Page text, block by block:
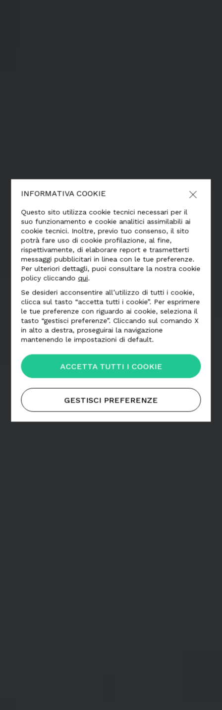
INFORMATIVA COOKIE
Questo sito utilizza cookie tecnici necessari per il
suo funzionamento e cookie analitici assimilabili ai
cookie tecnici. Inoltre, previo tuo consenso, il sito
potrà fare uso di cookie profilazione, al fine,
rispettivamente, di elaborare report e trasmetterti
messaggi pubblicitari in linea con le tue preferenze.
Per ulteriori dettagli, puoi consultare la nostra cookie
policy cliccando qui.
Se desideri acconsentire all’utilizzo di tutti i cookie,
clicca sul tasto “accetta tutti i cookie”. Per esprimere
le tue preferenze con riguardo ai cookie, seleziona il
tasto “gestisci preferenze”. Cliccando sul comando X
in alto a destra, proseguirai la navigazione
mantenendo le impostazioni di default.
ACCETTA TUTTI I COOKIE
GESTISCI PREFERENZE